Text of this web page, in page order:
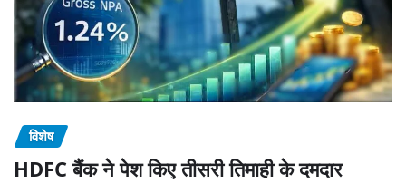
विशेष
HDFC बैंक ने पेश किए तीसरी तिमाही के दमदार